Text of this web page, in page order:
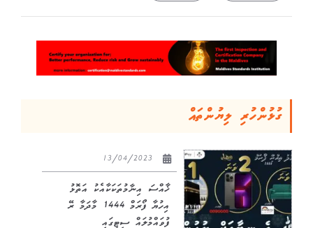
ގުޅުންހުރި ލިޔުންތައް
ޚާއްސަ އިނާމުތަކަކާއެކު އަތޮޅު
އިހުޔާ ފޯރަމް 1444 މާދަމާ ރޭ
ފުވައްމުލައް ސިޓީގައި